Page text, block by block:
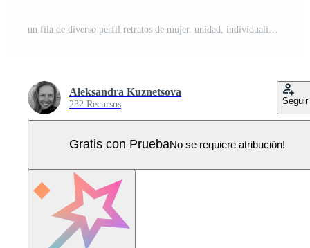
Aleksandra Kuznetsova
232 Recursos Seguir
Gratis con PruebaNo se requiere atribución!